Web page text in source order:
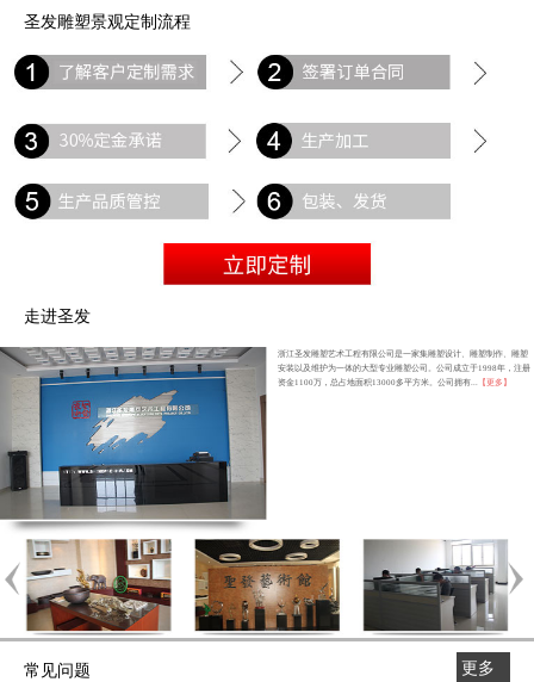
圣发雕塑景观定制流程
走进圣发
浙江圣发雕塑艺术工程有限公司是一家集雕塑设计、雕塑制作、雕塑
安装以及维护为一体的大型专业雕塑公司。公司成立于1998年，注册
资金1100万，总占地面积13000多平方米。公司拥有...
【更多】
常见问题
更多